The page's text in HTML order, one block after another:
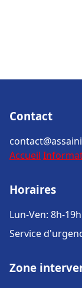
Contact
Accueil
Horaires
Lun-Ven: 8h-19h
Service
Zone